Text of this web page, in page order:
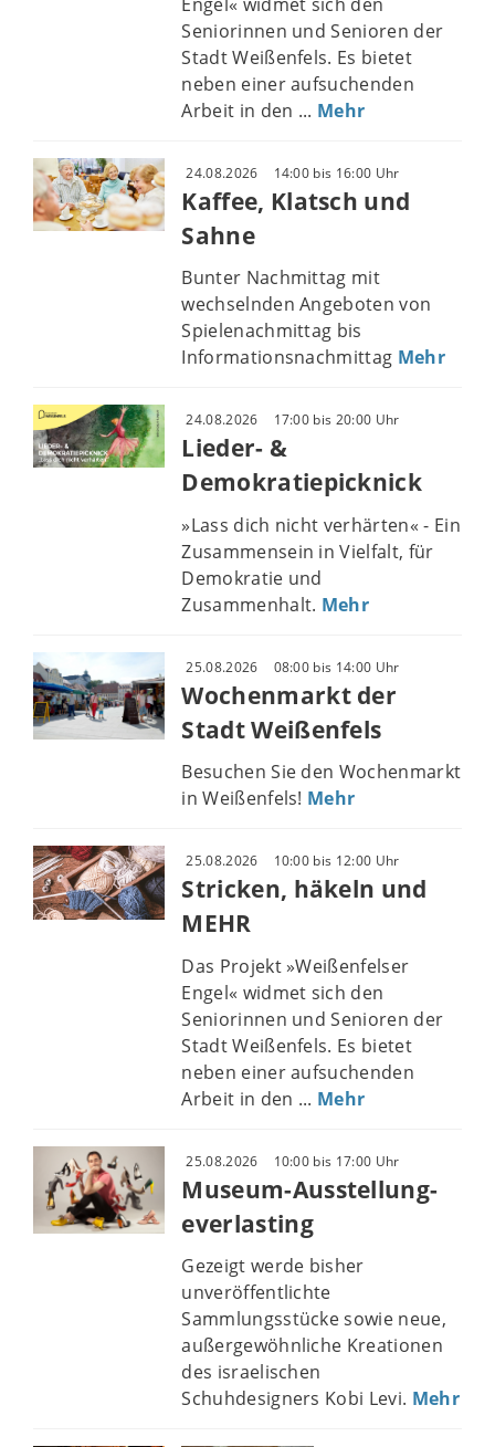
Seniorinnen und Senioren der
Stadt Weißenfels. Es bietet
neben einer aufsuchenden
Arbeit in den ... Mehr
24.08.2026 14:00 bis 16:00 Uhr
Kaffee, Klatsch und
Sahne
Bunter Nachmittag mit
wechselnden Angeboten von
Spielenachmittag bis
Informationsnachmittag Mehr
24.08.2026 17:00 bis 20:00 Uhr
Lieder- &
Demokratiepicknick
»Lass dich nicht verhärten« - Ein
Zusammensein in Vielfalt, für
Demokratie und
Zusammenhalt. Mehr
25.08.2026 08:00 bis 14:00 Uhr
Wochenmarkt der
Stadt Weißenfels
Besuchen Sie den Wochenmarkt
in Weißenfels! Mehr
25.08.2026 10:00 bis 12:00 Uhr
Stricken, häkeln und
MEHR
Das Projekt »Weißenfelser
Engel« widmet sich den
Seniorinnen und Senioren der
Stadt Weißenfels. Es bietet
neben einer aufsuchenden
Arbeit in den ... Mehr
25.08.2026 10:00 bis 17:00 Uhr
Museum-Ausstellung-
everlasting
Gezeigt werde bisher
unveröffentlichte
Sammlungsstücke sowie neue,
außergewöhnliche Kreationen
des israelischen
Schuhdesigners Kobi Levi. Mehr